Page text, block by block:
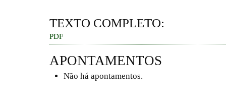
TEXTO COMPLETO:
PDF
APONTAMENTOS
Não há apontamentos.